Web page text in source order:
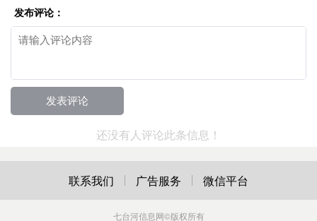
发布评论：
还没有人评论此条信息！
联系我们 广告服务 微信平台
七台河信息网©版权所有